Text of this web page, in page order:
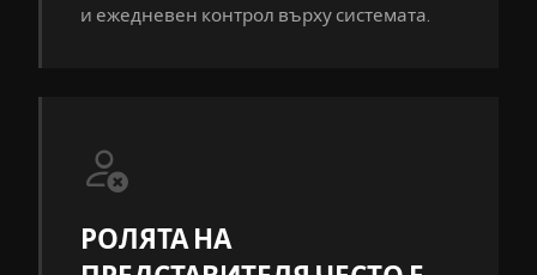
и ежедневен контрол върху системата.
РОЛЯТА НА